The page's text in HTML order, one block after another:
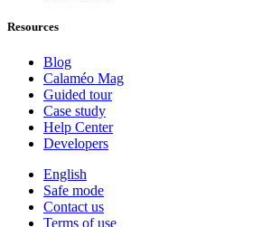
Resources
Blog
Calaméo Mag
Guided tour
Case study
Help Center
Developers
English
Safe mode
Contact us
Terms of use